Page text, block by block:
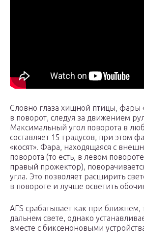
Словно глаза хищной птицы, фары
в поворот, следуя за движением
Максимальный угол поворота в
составляет 15 градусов, при этом
«косят». Фара, находящаяся с
поворота (то есть, в левом
правый прожектор),
угла. Это позволяет расширить
в повороте и лучше осветить
AFS срабатывает как при ближнем,
дальнем свете, однако
вместе с биксеноновыми